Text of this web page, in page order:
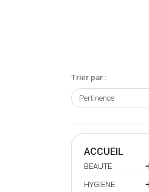
Trier par :
ACCUEIL
BEAUTE
HYGIENE